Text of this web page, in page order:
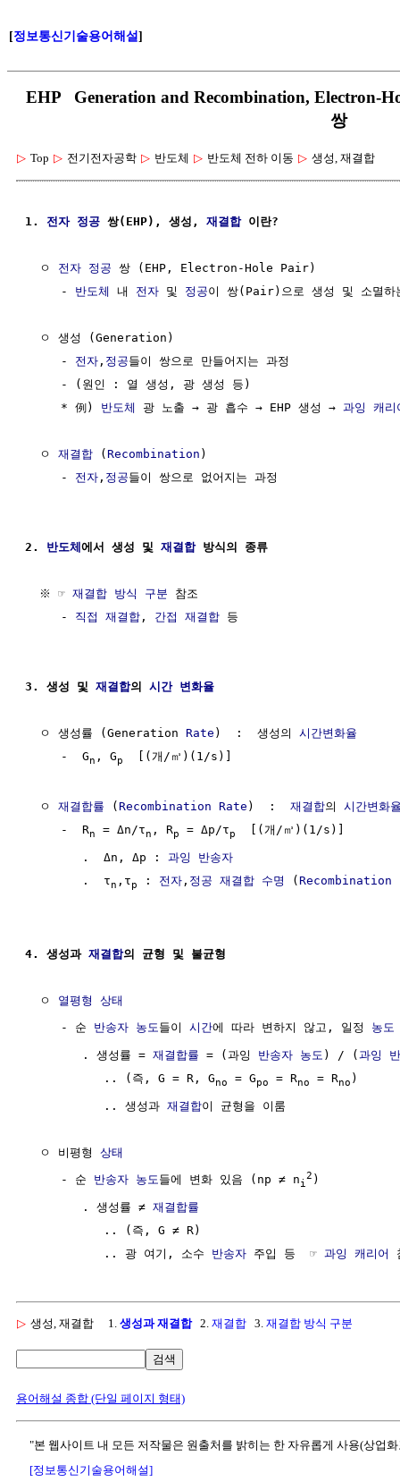
[정보통신기술용어해설]
EHP Generation and Recombination, Electron-
쌍
▷ Top ▷ 전기전자공학 ▷ 반도체 ▷ 반도체 전하 이동 ▷ 생성, 재결합
1. 전자 정공 쌍(EHP), 생성, 재결합 이란?
  ㅇ
전자 정공 쌍 (EHP, Electron-Hole Pair)
     -
반도체 내 전자 및 정공이 쌍(Pair)으로 생성 및 소멸하
  ㅇ 생성 (Generation)
     -
전자 , 정공들이 쌍으로 만들어지는 과정
     - (원인 : 열 생성, 광 생성 등)
     * 例)
반도체 광 노출 → 광 흡수 → EHP 생성 → 과잉 캐리
  ㅇ
재결합 (Recombination )
     -
전자 , 정공들이 쌍으로 없어지는 과정
2. 반도체에서 생성 및 재결합 방식의 종류
  ※ ☞
재결합 방식 구분 참조
     -
직접 재결합 , 간접 재결합 등
3. 생성 및 재결합의 시간 변화율
  ㅇ 생성률 (Generation
Rate )  :  생성의 시간변화율
     -  G
n , Gp
  [(개/㎥)(1/s)]
  ㅇ
재결합률 ( Recombination Rate )  : 재결합의 시간변화
     -  R
n = Δn/τn , Rp = Δp/τp
  [(개/㎥)(1/s)]
        .  Δn, Δp :
과잉 반송자
        .  τ
n ,τp : 전자 , 정공 재결합 수명 (
4. 생성과 재결합의 균형 및 불균형
  ㅇ
열평형 상태
     - 순
반송자 농도들이 시간에 따라 변하지 않고, 일정 농도
        . 생성률 =
재결합률 = (과잉 반송자 농도 ) / ( 과잉
           .. (즉, G = R, G
no = Gpo = Rno = Rno )
           .. 생성과
재결합이 균형을 이룸
  ㅇ 비평형
상태
     - 순
반송자 농도들에 변화 있음 (np ≠ ni
2 )
        . 생성률 ≠
재결합률
           .. (즉, G ≠ R)
           .. 광 여기, 소수
반송자 주입 등  ☞ 과잉 캐리어
▷ 생성, 재결합 1. 생성과 재결합2. 재결합 3. 재결합 방식 구분
검색
용어해설 종합 (단일 페이지 형태)
"본 웹사이트 내 모든 저작물은 원출처를 밝히는 한 자유롭게 사용(상업
[정보통신기술용어해설]